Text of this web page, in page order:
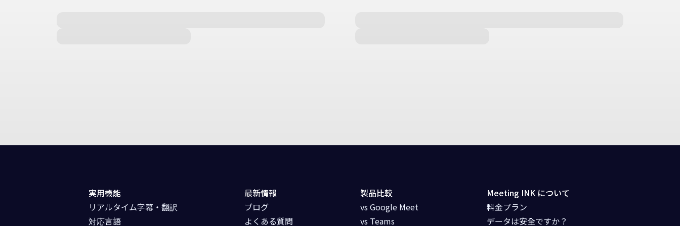
実用機能
リアルタイム字幕・翻訳
対応言語
最新情報
ブログ
よくある質問
製品比較
vs Google Meet
vs Teams
Meeting INK について
料金プラン
データは安全ですか？